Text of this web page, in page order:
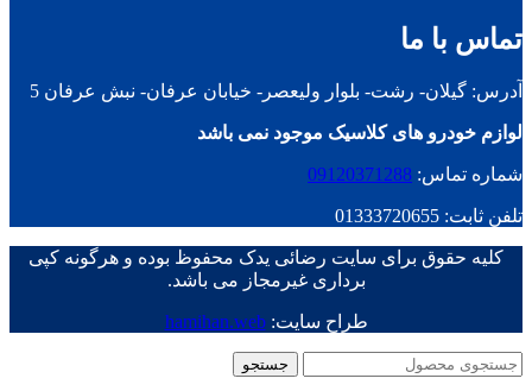
تماس با ما
آدرس: گیلان- رشت- بلوار ولیعصر- خیابان عرفان- نبش عرفان 5
لوازم خودرو های کلاسیک موجود نمی باشد
شماره تماس: 09120371288
تلفن ثابت: 01333720655
کلیه حقوق برای سایت رضائی یدک محفوظ بوده و هرگونه کپی
برداری غیرمجاز می باشد.
طراح سایت:hamihan.web
جستجو